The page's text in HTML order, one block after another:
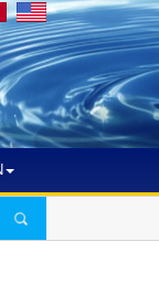
dự Triển lãm và